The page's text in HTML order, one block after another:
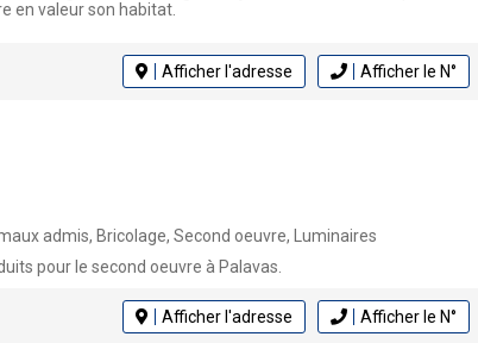
en valeur son habitat.
Afficher l'adresse Afficher le N°
admis, Bricolage, Second oeuvre, Luminaires
pour le second oeuvre à Palavas.
Afficher l'adresse Afficher le N°